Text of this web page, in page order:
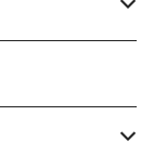
トブロンGR
タグなし
タグなし